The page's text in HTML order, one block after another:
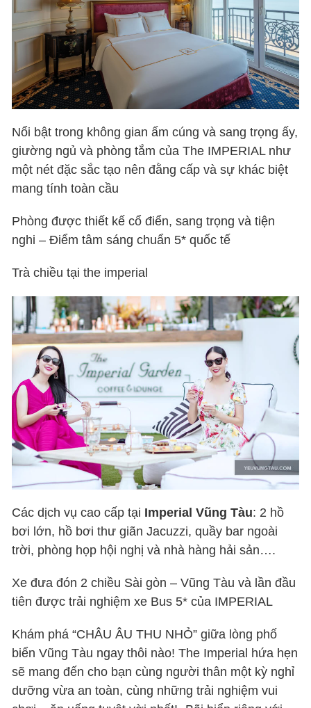
Nổi bật trong không gian ấm cúng và sang trọng ấy,
giường ngủ và phòng tắm của The IMPERIAL như
một nét đặc sắc tạo nên đằng cấp và sự khác biệt
mang tính toàn cầu
Phòng được thiết kế cổ điển, sang trọng và tiện
nghi – Điểm tâm sáng chuẩn 5* quốc tế
Trà chiều tại the imperial
Các dịch vụ cao cấp tại Imperial Vũng Tàu: 2 hồ
bơi lớn, hồ bơi thư giãn Jacuzzi, quầy bar ngoài
trời, phòng họp hội nghị và nhà hàng hải sản….
Xe đưa đón 2 chiều Sài gòn – Vũng Tàu và lần đầu
tiên được trải nghiệm xe Bus 5* của IMPERIAL
Khám phá “CHÂU ÂU THU NHỎ” giữa lòng phố
biển Vũng Tàu ngay thôi nào! The Imperial hứa hẹn
sẽ mang đến cho bạn cùng người thân một kỳ nghỉ
dưỡng vừa an toàn, cùng những trải nghiệm vui